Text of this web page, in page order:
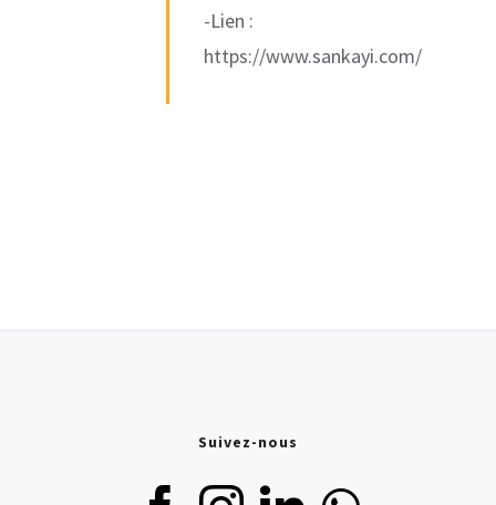
-Lien :
https://www.sankayi.com/
Suivez-nous